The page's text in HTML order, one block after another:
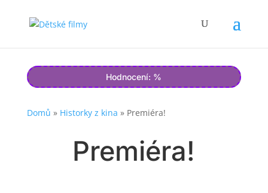
Hodnocení: %
Domů » Historky z kina » Premiéra!
Premiéra!